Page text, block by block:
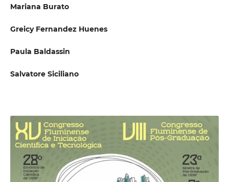
Mariana Burato
Greicy Fernandez Huenes
Paula Baldassin
Salvatore Siciliano